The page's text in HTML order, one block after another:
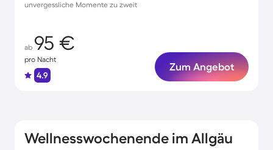
unvergessliche Momente zu zweit
ab 95 €
pro Nacht
4.9
Zum Angebot
Wellnesswochenende im Allgäu